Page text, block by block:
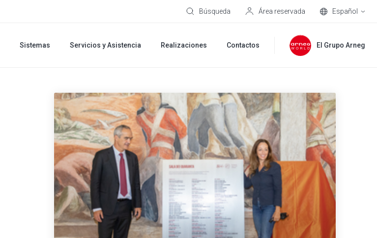
Búsqueda Área reservada Español
Sistemas Servicios y Asistencia Realizaciones Contactos El Grupo Arneg